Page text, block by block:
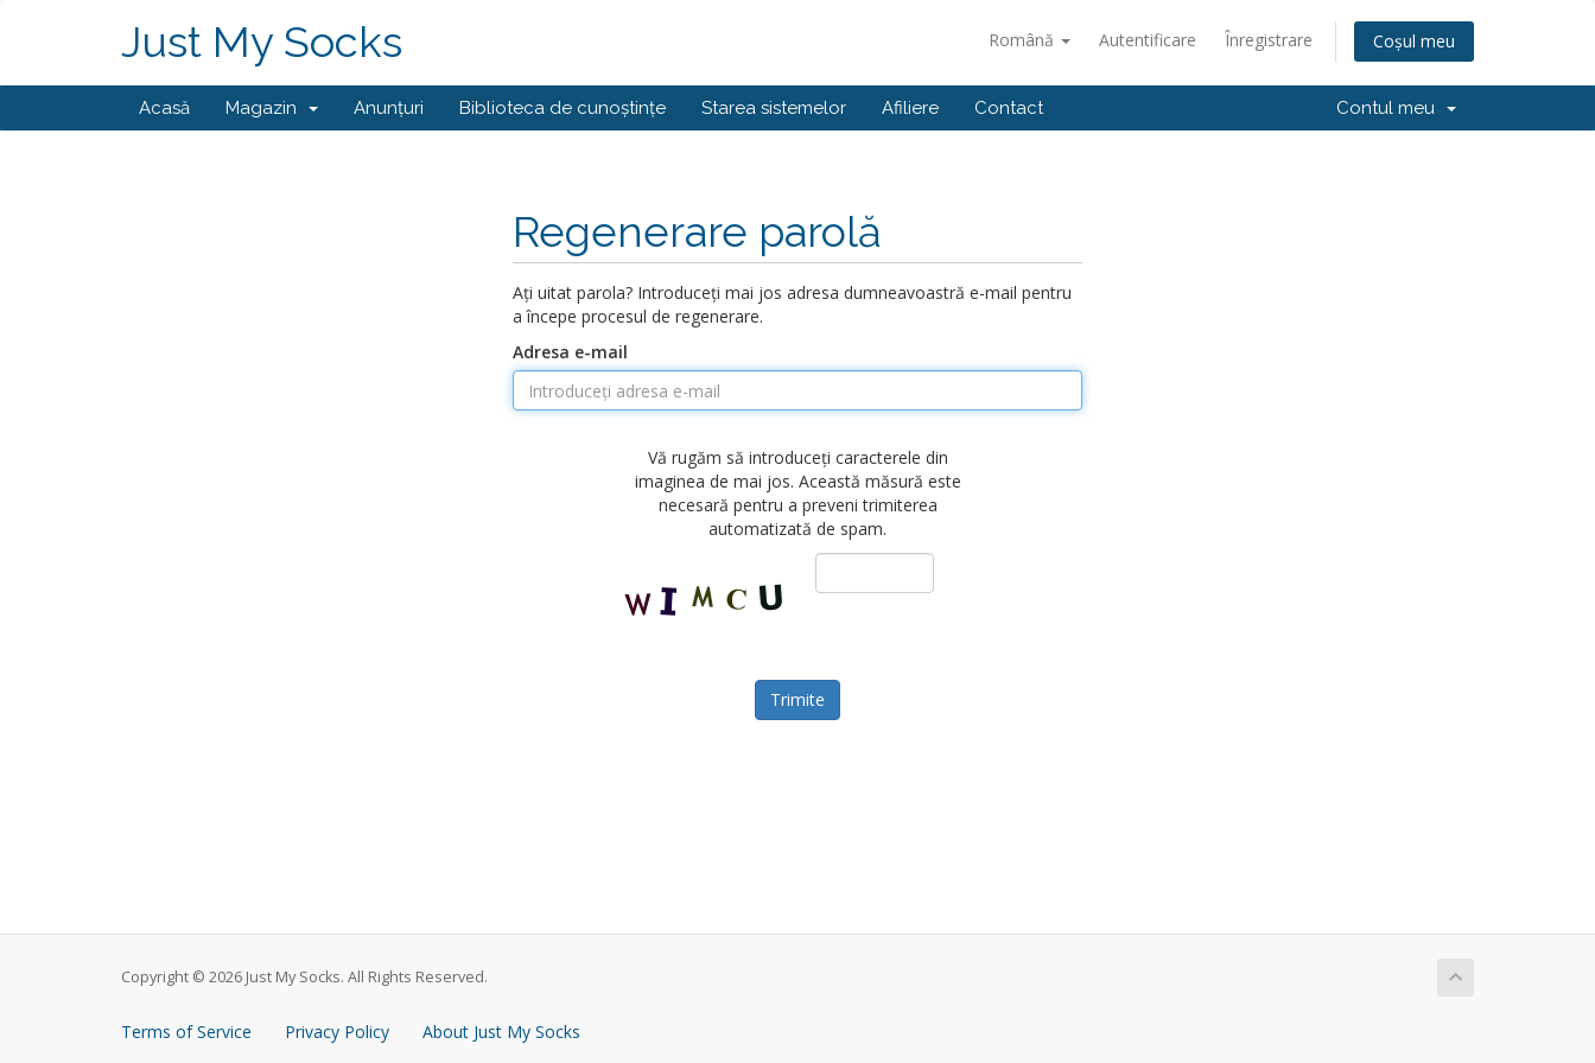
Română Autentificare Înregistrare Coșul meu
Just My Socks
Acasă Magazin Anunțuri Biblioteca de cunoștințe Starea sistemelor Afiliere Contact Contul meu
Regenerare parolă
Ați uitat parola? Introduceți mai jos adresa dumneavoastră e-mail pentru
a începe procesul de regenerare.
Adresa e-mail
Vă rugăm să introduceți caracterele din
imaginea de mai jos. Această măsură este
necesară pentru a preveni trimiterea
automatizată de spam.
Trimite
Copyright © 2026 Just My Socks. All Rights Reserved.
Terms of Service Privacy Policy About Just My Socks